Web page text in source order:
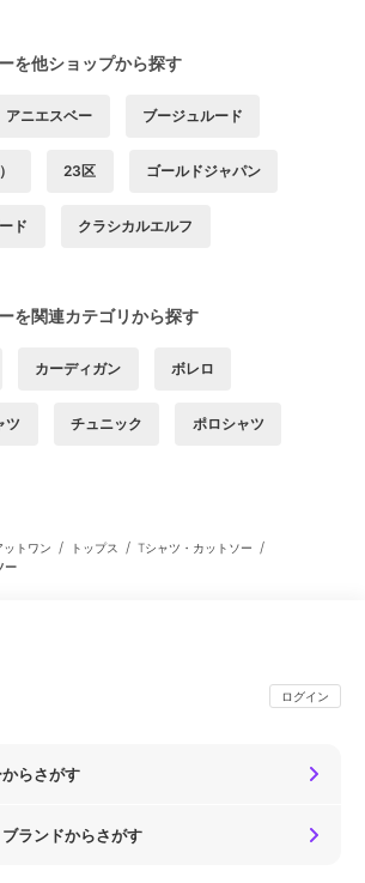
を他ショップから探す
アニエスベー ブージュルード
23区 ゴールドジャパン
ド クラシカルエルフ
を関連カテゴリから探す
カーディガン ボレロ
ツ チュニック ポロシャツ
ットワン / トップス / Tシャツ・カットソー /
ー
ログイン
らさがす
ランドからさがす